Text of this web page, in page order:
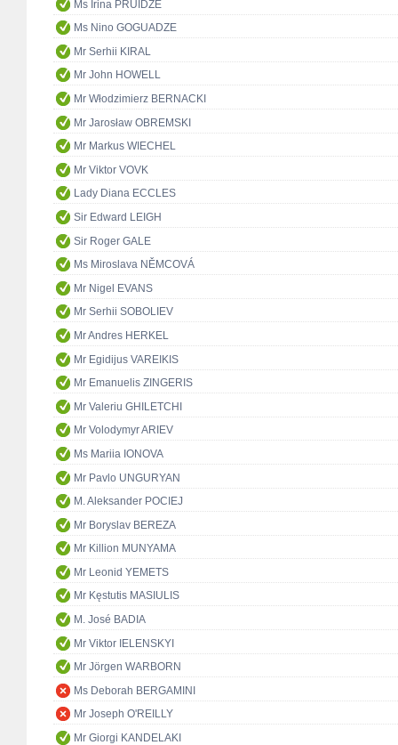
Ms Irina PRUIDZE
Ms Nino GOGUADZE
Mr Serhii KIRAL
Mr John HOWELL
Mr Włodzimierz BERNACKI
Mr Jarosław OBREMSKI
Mr Markus WIECHEL
Mr Viktor VOVK
Lady Diana ECCLES
Sir Edward LEIGH
Sir Roger GALE
Ms Miroslava NĚMCOVÁ
Mr Nigel EVANS
Mr Serhii SOBOLIEV
Mr Andres HERKEL
Mr Egidijus VAREIKIS
Mr Emanuelis ZINGERIS
Mr Valeriu GHILETCHI
Mr Volodymyr ARIEV
Ms Mariia IONOVA
Mr Pavlo UNGURYAN
M. Aleksander POCIEJ
Mr Boryslav BEREZA
Mr Killion MUNYAMA
Mr Leonid YEMETS
Mr Kęstutis MASIULIS
M. José BADIA
Mr Viktor IELENSKYI
Mr Jörgen WARBORN
Ms Deborah BERGAMINI
Mr Joseph O'REILLY
Mr Giorgi KANDELAKI